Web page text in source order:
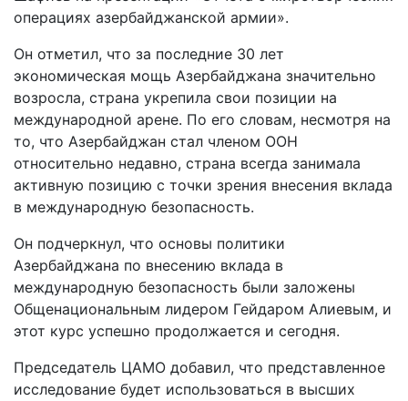
операциях азербайджанской армии».
Он отметил, что за последние 30 лет
экономическая мощь Азербайджана значительно
возросла, страна укрепила свои позиции на
международной арене. По его словам, несмотря на
то, что Азербайджан стал членом ООН
относительно недавно, страна всегда занимала
активную позицию с точки зрения внесения вклада
в международную безопасность.
Он подчеркнул, что основы политики
Азербайджана по внесению вклада в
международную безопасность были заложены
Общенациональным лидером Гейдаром Алиевым, и
этот курс успешно продолжается и сегодня.
Председатель ЦАМО добавил, что представленное
исследование будет использоваться в высших